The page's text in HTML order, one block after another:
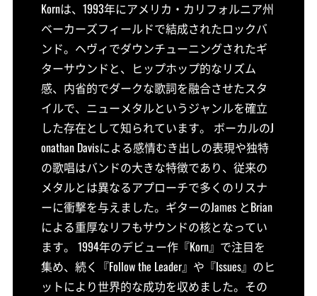
Kornは、1993年にアメリカ・カリフォルニア州
ベーカーズフィールドで結成されたロックバ
ンド。ヘヴィでダウンチューニングされたギ
ターサウンドと、ヒップホップ的なリズム
感、内省的でダークな歌詞を融合させたスタ
イルで、ニューメタルというジャンルを確立
した存在として知られています。 ボーカルのJ
onathan Davisによる感情むき出しの表現や独特
の歌唱はバンドの大きな特徴であり、従来の
メタルとは異なるアプローチで多くのリスナ
ーに衝撃を与えました。ギターのJames とBrian
による重厚なリフもサウンドの核となってい
ます。 1994年のデビュー作『Korn』で注目を
集め、続く『Follow the Leader』や『Issues』のヒ
ットにより世界的な成功を収めました。その